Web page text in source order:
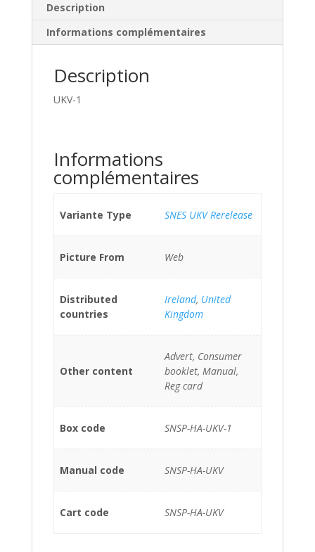
Description
Informations complémentaires
Description
UKV-1
Informations
complémentaires
Variante Type SNES UKV Rerelease
Picture From Web
Distributed
countries
Ireland, United
Kingdom
Other content
Advert, Consumer
booklet, Manual,
Reg card
Box code SNSP-HA-UKV-1
Manual code SNSP-HA-UKV
Cart code SNSP-HA-UKV